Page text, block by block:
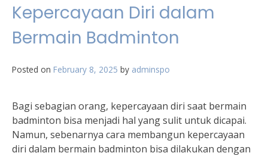
Kepercayaan Diri dalam
Bermain Badminton
Posted on February 8, 2025 by adminspo
Bagi sebagian orang, kepercayaan diri saat bermain
badminton bisa menjadi hal yang sulit untuk dicapai.
Namun, sebenarnya cara membangun kepercayaan
diri dalam bermain badminton bisa dilakukan dengan